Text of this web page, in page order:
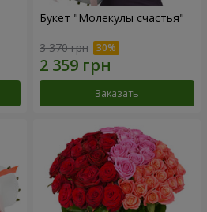
Букет "Молекулы счастья"
3 370 грн
Заказать